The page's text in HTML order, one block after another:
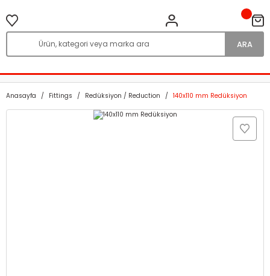
ARA
Anasayfa Fittings Redüksiyon / Reduction 140x110 mm Redüksiyon